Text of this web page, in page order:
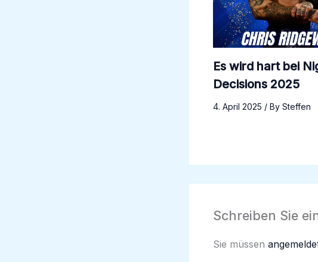
Es wird hart bei
Decisions 2025
4. April 2025 / By Steffen
Schreiben Sie
Sie müssen